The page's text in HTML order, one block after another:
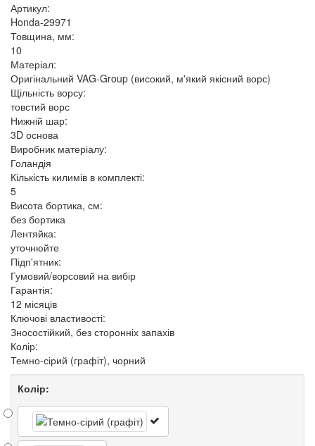
Артикул:
Honda-29971
Товщина, мм:
10
Матеріал:
Оригінальний VAG-Group (високий, м'який якісний ворс)
Щільність ворсу:
товстий ворс
Нижній шар:
3D основа
Виробник матеріалу:
Голандія
Кількість килимів в комплекті:
5
Висота бортика, см:
без бортика
Лентяйка:
уточнюйте
Підп'ятник:
Гумовий/ворсовий на вибір
Гарантія:
12 місяців
Ключові властивості:
Зносостійкий, без сторонніх запахів
Колір:
Темно-сірий (графіт), чорний
Колір: